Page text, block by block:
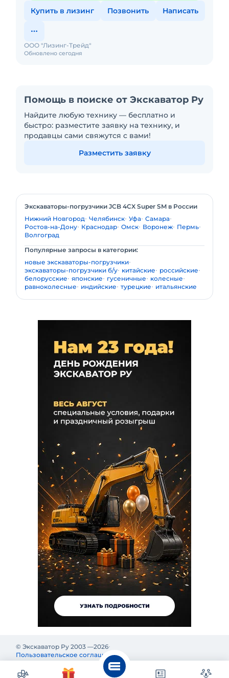
Купить в лизинг Позвонить Написать
Обновлено сегодня
ООО "Лизинг-Трейд"
Помощь в поиске от Экскаватор Ру
Найдите любую технику — бесплатно и
быстро: разместите заявку на технику, и
продавцы сами свяжутся с вами!
Разместить заявку
Экскаваторы-погрузчики JCB 4CX Super SM в России
Нижний Новгород Челябинск Уфа Самара
Ростов-на-Дону Краснодар Омск Воронеж Пермь
Волгоград
Популярные запросы в категории:
новые экскаваторы-погрузчики
экскаваторы-погрузчики б/у китайские
российские
белорусские японские гусеничные
колесные
равноколесные
индийские турецкие итальянские
© Экскаватор Ру 2003 —2026
Пользовательское соглашение
Политика конфиденциальности Реклама на Экскаватор Ру
Реклама и информация на Экскаватор.Ру предназначены